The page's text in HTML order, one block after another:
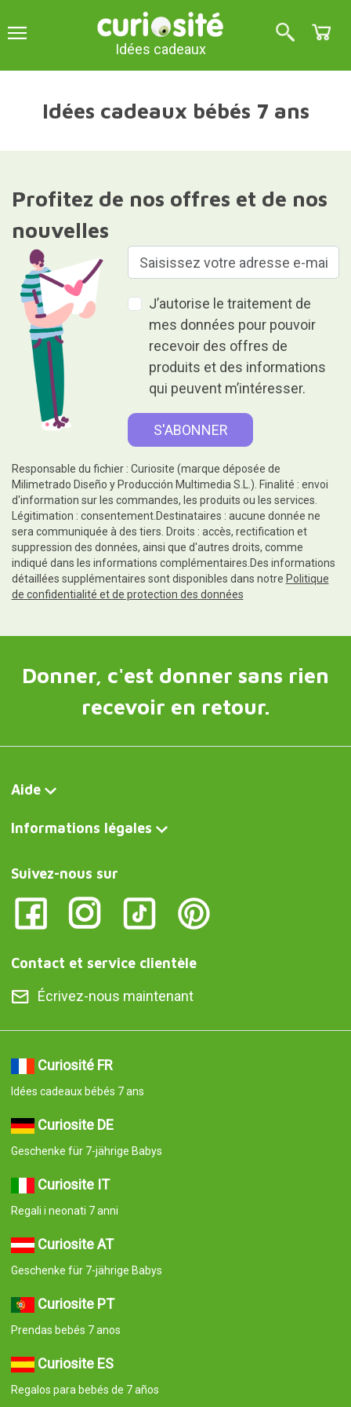
Idées cadeaux
Idées cadeaux bébés 7 ans
Profitez de nos offres et de nos
nouvelles
J’autorise le traitement de
mes données pour pouvoir
recevoir des offres de
produits et des informations
qui peuvent m’intéresser.
Responsable du fichier : Curiosite (marque déposée de
Milimetrado Diseño y Producción Multimedia S.L.). Finalité : envoi
d'information sur les commandes, les produits ou les services.
Légitimation : consentement.Destinataires : aucune donnée ne
sera communiquée à des tiers. Droits : accès, rectification et
suppression des données, ainsi que d'autres droits, comme
indiqué dans les informations complémentaires.Des informations
détaillées supplémentaires sont disponibles dans notre Politique
de confidentialité et de protection des données
Donner, c'est donner sans rien
recevoir en retour.
Aide
Informations légales
Suivez-nous sur
Contact et service clientèle
Écrivez-nous maintenant
Curiosité FR
Idées cadeaux bébés 7 ans
Curiosite DE
Geschenke für 7-jährige Babys
Curiosite IT
Regali i neonati 7 anni
Curiosite AT
Geschenke für 7-jährige Babys
Curiosite PT
Prendas bebés 7 anos
Curiosite ES
Regalos para bebés de 7 años